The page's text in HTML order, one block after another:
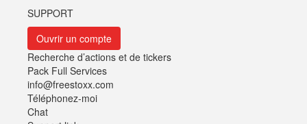
SUPPORT
Ouvrir un compte
Recherche d’actions et de tickers
Pack Full Services
info@freestoxx.com
Téléphonez-moi
Chat